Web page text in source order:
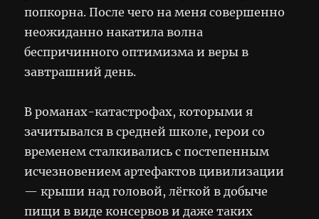
попкорна. После чего на меня совершенно
неожиданно накатила волна
беспричинного оптимизма и веры в
завтрашний день.
В романах-катастрофах, которыми я
зачитывался в средней школе, герои со
временем сталкивались с постепенным
исчезновением артефактов цивилизации
— крыши над головой, лёгкой в добыче
пищи в виде консервов и даже таких